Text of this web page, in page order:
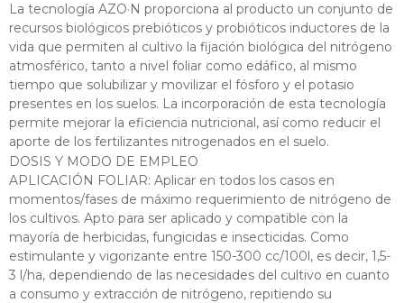
La tecnología AZO·N proporciona al producto un conjunto de
recursos biológicos prebióticos y probióticos inductores de la
vida que permiten al cultivo la fijación biológica del nitrógeno
atmosférico, tanto a nivel foliar como edáfico, al mismo
tiempo que solubilizar y movilizar el fósforo y el potasio
presentes en los suelos. La incorporación de esta tecnología
permite mejorar la eficiencia nutricional, así como reducir el
aporte de los fertilizantes nitrogenados en el suelo.
DOSIS Y MODO DE EMPLEO
APLICACIÓN FOLIAR: Aplicar en todos los casos en
momentos/fases de máximo requerimiento de nitrógeno de
los cultivos. Apto para ser aplicado y compatible con la
mayoría de herbicidas, fungicidas e insecticidas. Como
estimulante y vigorizante entre 150-300 cc/100l, es decir, 1,5-
3 l/ha, dependiendo de las necesidades del cultivo en cuanto
a consumo y extracción de nitrógeno, repitiendo su